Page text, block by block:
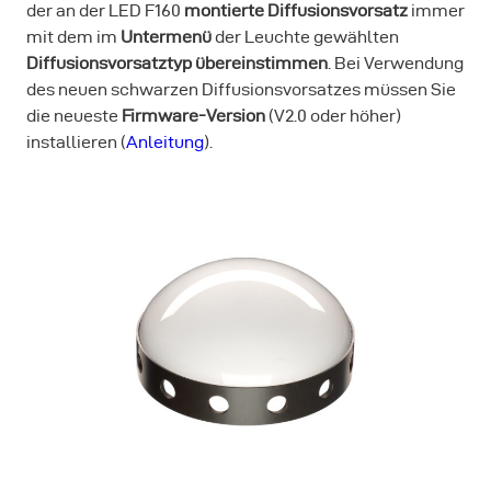
der an der LED F160 montierte Diffusionsvorsatz immer
mit dem im Untermenüder Leuchte gewählten
Diffusionsvorsatztyp übereinstimmen . Bei Verwendung
des neuen schwarzen Diffusionsvorsatzes müssen Sie
die neueste Firmware-Version(V2.0 oder höher)
installieren (Anleitung).